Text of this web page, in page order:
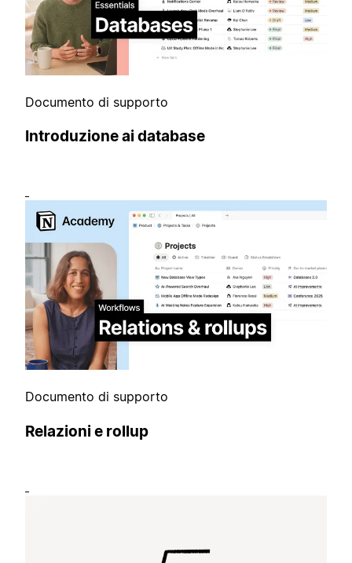
Documento di supporto
Introduzione ai database
Documento di supporto
Relazioni e rollup